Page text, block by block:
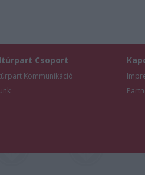
Csoport
Kommunikáció